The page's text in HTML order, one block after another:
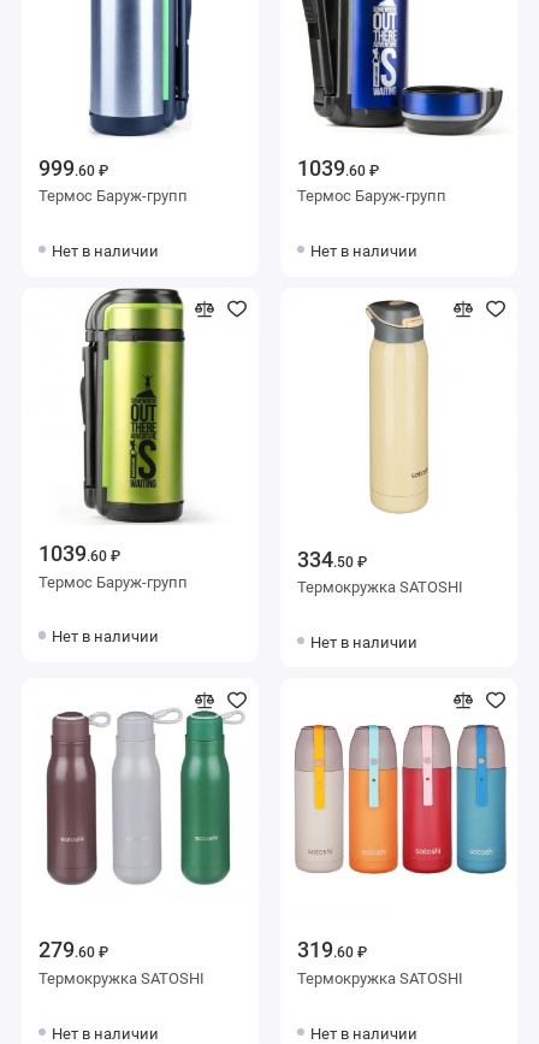
999.60 ₽
Термос Баруж-групп
Нет в наличии
1039.60 ₽
Термос Баруж-групп
Нет в наличии
1039.60 ₽
Термос Баруж-групп
Нет в наличии
334.50 ₽
Термокружка SATOSHI
Нет в наличии
279.60 ₽
Термокружка SATOSHI
Нет в наличии
319.60 ₽
Термокружка SATOSHI
Нет в наличии